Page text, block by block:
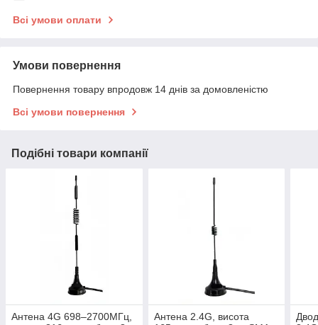
Всі умови оплати
Умови повернення
Повернення товару впродовж 14 днів за домовленістю
Всі умови повернення
Подібні товари компанії
Антена 4G 698–2700МГц,
Антена 2.4G, висота